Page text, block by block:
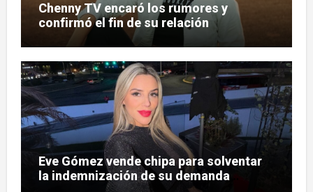
Chenny TV encaró los rumores y
confirmó el fin de su relación
Eve Gómez vende chipa para solventar
la indemnización de su demanda